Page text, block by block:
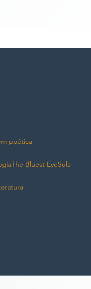
poética
The Bluest EyeSula